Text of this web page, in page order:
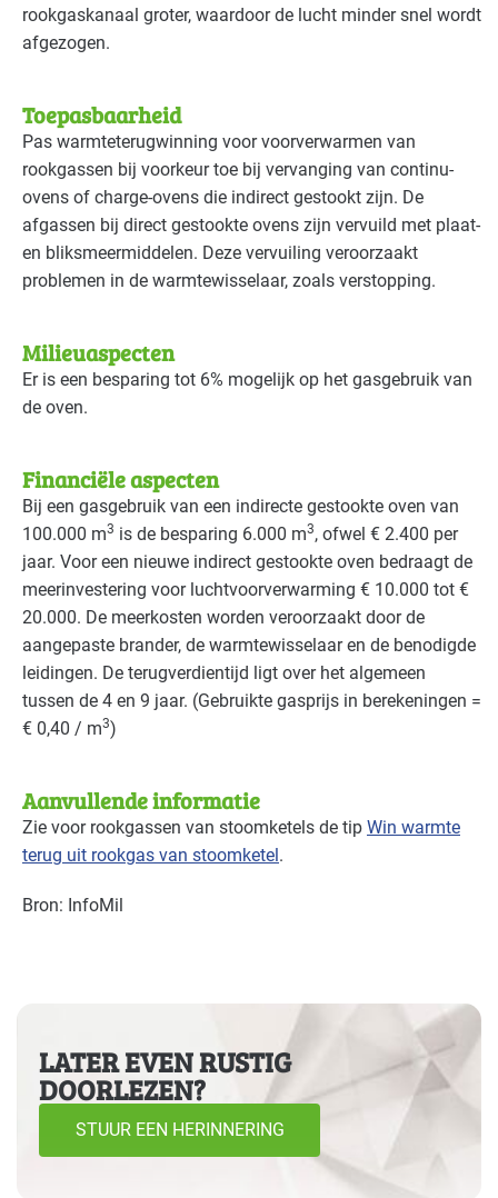
rookgaskanaal groter, waardoor de lucht minder snel wordt
afgezogen.
Toepasbaarheid
Pas warmteterugwinning voor voorverwarmen van
rookgassen bij voorkeur toe bij vervanging van continu-
ovens of charge-ovens die indirect gestookt zijn. De
afgassen bij direct gestookte ovens zijn vervuild met plaat-
en bliksmeermiddelen. Deze vervuiling veroorzaakt
problemen in de warmtewisselaar, zoals verstopping.
Milieuaspecten
Er is een besparing tot 6% mogelijk op het gasgebruik van
de oven.
Financiële aspecten
Bij een gasgebruik van een indirecte gestookte oven van
100.000 m3 is de besparing 6.000 m3, ofwel € 2.400 per
jaar. Voor een nieuwe indirect gestookte oven bedraagt de
meerinvestering voor luchtvoorverwarming € 10.000 tot €
20.000. De meerkosten worden veroorzaakt door de
aangepaste brander, de warmtewisselaar en de benodigde
leidingen. De terugverdientijd ligt over het algemeen
tussen de 4 en 9 jaar. (Gebruikte gasprijs in berekeningen =
€ 0,40 / m3)
Aanvullende informatie
Zie voor rookgassen van stoomketels de tip Win warmte
terug uit rookgas van stoomketel.
Bron: InfoMil
LATER EVEN RUSTIG
DOORLEZEN?
STUUR EEN HERINNERING